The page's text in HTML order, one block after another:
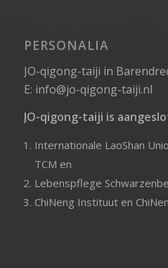
PERSONALIA
JO-qigong-taiji in
E: info@jo-qigong-taiji.nl
JO-qigong-taiji is
Internationale LaoShan
TCM en
Lebenspflege
ChiNeng Instituuten